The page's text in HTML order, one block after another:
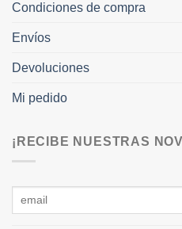
Condiciones de compra
Envíos
Devoluciones
Mi pedido
¡RECIBE NUESTRAS